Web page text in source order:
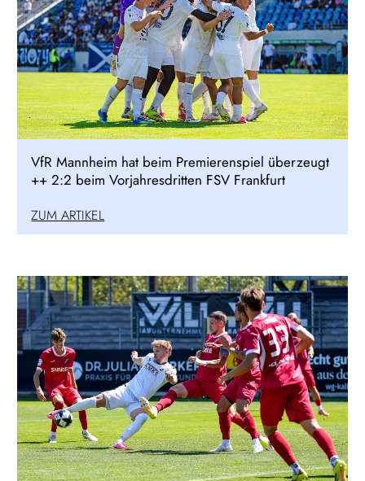
VfR Mannheim hat beim Premierenspiel überzeugt
++ 2:2 beim Vorjahresdritten FSV Frankfurt
ZUM ARTIKEL